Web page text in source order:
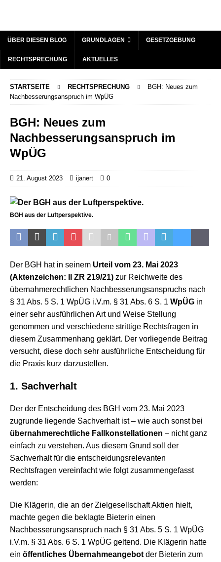
ÜBER DIESEN BLOG GRUNDLAGEN GESETZGEBUNG
RECHTSPRECHUNG AKTUELLES
STARTSEITE RECHTSPRECHUNG
BGH: Neues zum
Nachbesserungsanspruch im WpÜG
BGH: Neues zum
Nachbesserungsanspruch im
WpÜG
21. August 2023 ijanert 0
BGH aus der Luftperspektive.
Der BGH hat in seinem Urteil vom 23. Mai 2023
(Aktenzeichen: II ZR 219/21) zur Reichweite des
übernahmerechtlichen Nachbesserungsanspruchs nach
§ 31 Abs. 5 S. 1 WpÜG i.V.m. § 31 Abs. 6 S. 1 WpÜG in
einer sehr ausführlichen Art und Weise Stellung
genommen und verschiedene strittige Rechtsfragen in
diesem Zusammenhang geklärt. Der vorliegende Beitrag
versucht, diese doch sehr ausführliche Entscheidung für
die Praxis kurz darzustellen.
1. Sachverhalt
Der der Entscheidung des BGH vom 23. Mai 2023
zugrunde liegende Sachverhalt ist – wie auch sonst bei
übernahmerechtliche Fallkonstellationen – nicht ganz
einfach zu verstehen. Aus diesem Grund soll der
Sachverhalt für die entscheidungsrelevanten
Rechtsfragen vereinfacht wie folgt zusammengefasst
werden:
Die Klägerin, die an der Zielgesellschaft Aktien hielt,
machte gegen die beklagte Bieterin einen
Nachbesserungsanspruch nach § 31 Abs. 5 S. 1 WpÜG
i.V.m. § 31 Abs. 6 S. 1 WpÜG geltend. Die Klägerin hatte
ein öffentliches Übernahmeangebot der Bieterin zum